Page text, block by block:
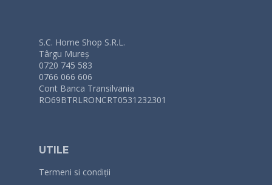
S.C. Home Shop S.R.L.
Târgu Mureș
0720 745 583
0766 066 606
Cont Banca Transilvania
RO69BTRLRONCRT0531232301
UTILE
Termeni si condiții